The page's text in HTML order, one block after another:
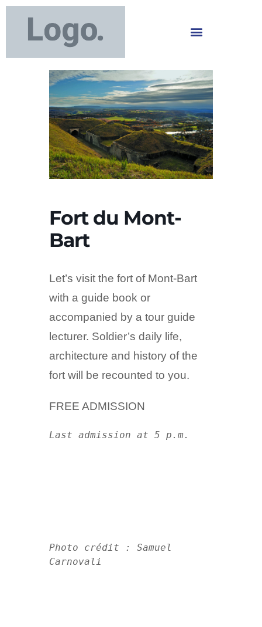
Fort du Mont-
Bart
Let’s visit the fort of Mont-Bart
with a guide book or
accompanied by a tour guide
lecturer. Soldier’s daily life,
architecture and history of the
fort will be recounted to you.
FREE ADMISSION
Last admission at 5 p.m.
Photo crédit : Samuel
Carnovali